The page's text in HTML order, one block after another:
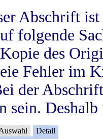
Abschrift
folgende
des
Fehler im
der
sein.
Detail